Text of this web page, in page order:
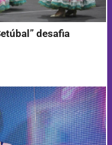
desafia